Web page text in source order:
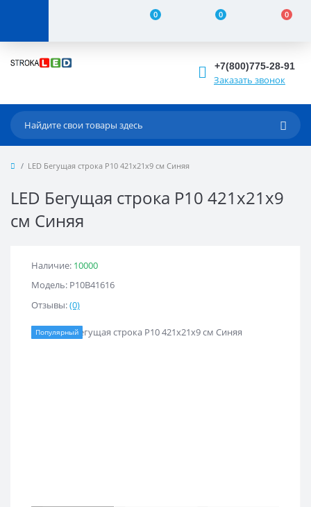
0 0 0
+7(800)775-28-91
Заказать звонок
LED Бегущая строка Р10 421x21x9 см Синяя
LED Бегущая строка Р10 421x21x9
см Синяя
Наличие: 10000
Модель: Р10B41616
Отзывы:(0)
Популярный